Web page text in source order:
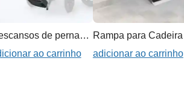
Descansos de pernas elevatórios para cadeira de rodas
ao carrinho
adicionar ao carrinho